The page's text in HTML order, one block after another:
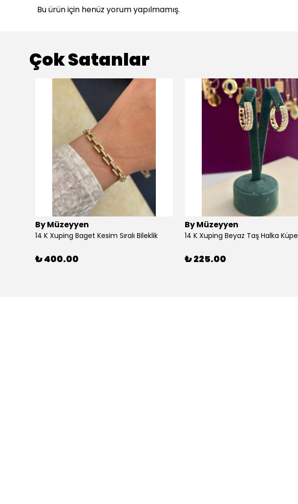
Bu ürün için henüz yorum yapılmamış.
Çok Satanlar
By Müzeyyen
14 K Xuping Baget Kesim Sıralı Bileklik
₺ 400.00
By Müzeyyen
14 K Xuping Beyaz Taş Halka Küpe
₺ 225.00